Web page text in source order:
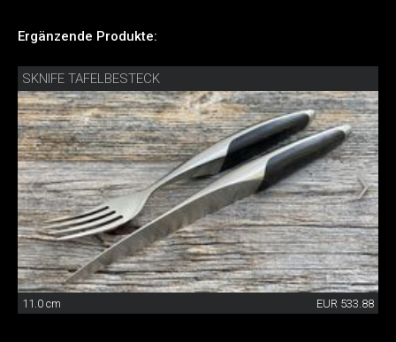
Ergänzende Produkte:
SKNIFE TAFELBESTECK
11.0 cm EUR 533.88